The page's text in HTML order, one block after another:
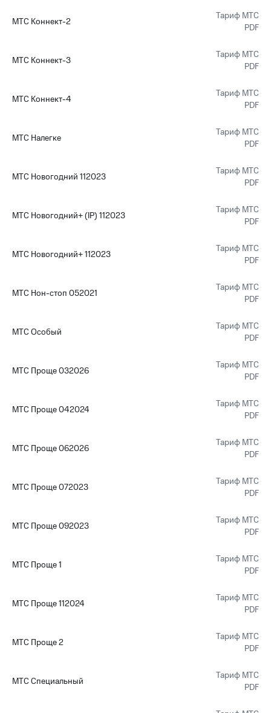
МТС Коннект-2
Тариф МТС
PDF
МТС Коннект-3
Тариф МТС
PDF
МТС Коннект-4
Тариф МТС
PDF
МТС Налегке
Тариф МТС
PDF
МТС Новогодний 112023
Тариф МТС
PDF
МТС Новогодний+ (IP) 112023
Тариф МТС
PDF
МТС Новогодний+ 112023
Тариф МТС
PDF
МТС Нон-стоп 052021
Тариф МТС
PDF
МТС Особый
Тариф МТС
PDF
МТС Проще 032026
Тариф МТС
PDF
МТС Проще 042024
Тариф МТС
PDF
МТС Проще 062026
Тариф МТС
PDF
МТС Проще 072023
Тариф МТС
PDF
МТС Проще 092023
Тариф МТС
PDF
МТС Проще 1
Тариф МТС
PDF
МТС Проще 112024
Тариф МТС
PDF
МТС Проще 2
Тариф МТС
PDF
МТС Специальный
Тариф МТС
PDF